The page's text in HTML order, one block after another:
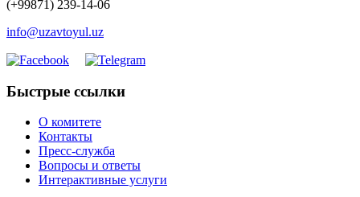
(+99871) 239-14-06
info@uzavtoyul.uz
Быстрые ссылки
О комитете
Контакты
Пресс-служба
Вопросы и ответы
Интерактивные услуги